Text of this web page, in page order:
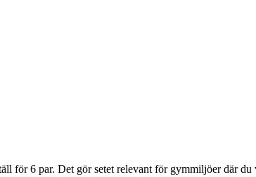
för 6 par. Det gör setet relevant för gymmiljöer där